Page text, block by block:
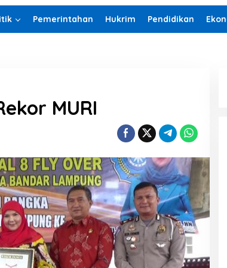
Pemerintahan Hukrim Pendidikan
MURI